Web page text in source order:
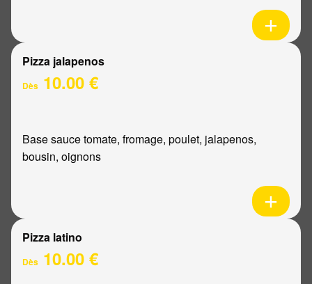
Pizza jalapenos
Dès 10.00 €
Base sauce tomate, fromage, poulet, jalapenos,
bousin, oignons
Pizza latino
Dès 10.00 €